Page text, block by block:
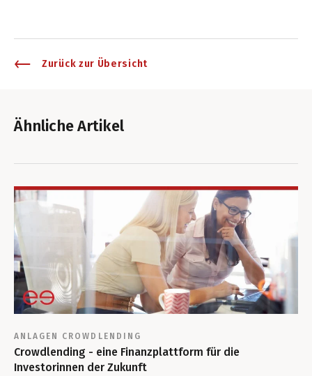
Zurück zur Übersicht
Ähnliche Artikel
ANLAGEN CROWDLENDING
Crowdlending - eine Finanzplattform für die
Investorinnen der Zukunft